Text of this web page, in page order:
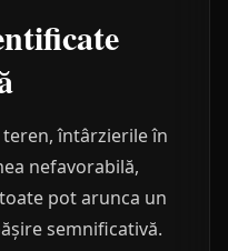
întârzierile în
nefavorabilă,
pot arunca un
semnificativă.